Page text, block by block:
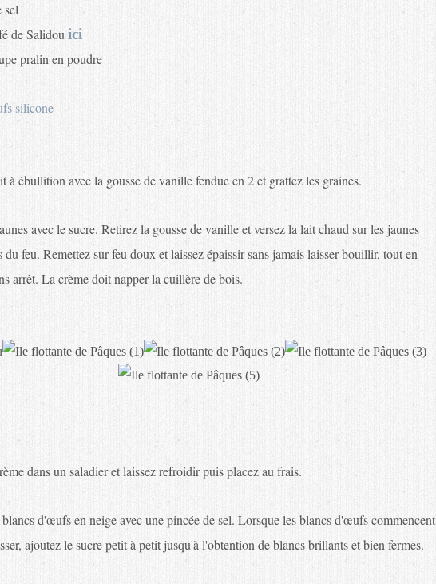
sel
de Salidou ici
pralin en poudre
silicone
à ébullition avec la gousse de vanille fendue en 2 et grattez les graines.
avec le sucre. Retirez la gousse de vanille et versez la lait chaud sur les jaunes
feu. Remettez sur feu doux et laissez épaissir sans jamais laisser bouillir, tout en
arrêt. La crème doit napper la cuillère de bois.
dans un saladier et laissez refroidir puis placez au frais.
d'œufs en neige avec une pincée de sel. Lorsque les blancs d'œufs commencent
ajoutez le sucre petit à petit jusqu'à l'obtention de blancs brillants et bien fermes.